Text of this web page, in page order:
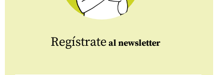
Regístrate al newsletter